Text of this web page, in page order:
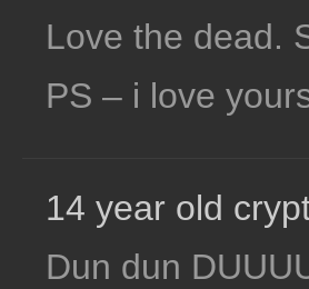
Love the dead.
PS – i love
14 year old
Dun dun